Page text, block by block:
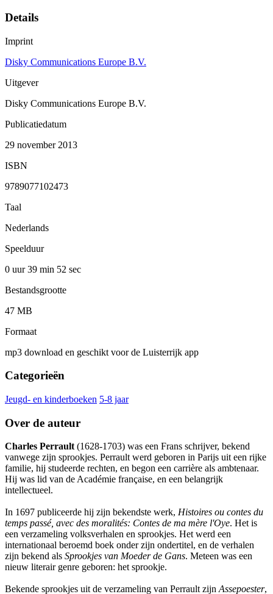
Details
Imprint
Disky Communications Europe B.V.
Uitgever
Disky Communications Europe B.V.
Publicatiedatum
29 november 2013
ISBN
9789077102473
Taal
Nederlands
Speelduur
0 uur 39 min 52 sec
Bestandsgrootte
47 MB
Formaat
mp3 download en geschikt voor de Luisterrijk app
Categorieën
Jeugd- en kinderboeken 5-8 jaar
Over de auteur
Charles Perrault(1628-1703) was een Frans schrijver, bekend
vanwege zijn sprookjes. Perrault werd geboren in Parijs uit een rijke
familie, hij studeerde rechten, en begon een carrière als ambtenaar.
Hij was lid van de Académie française, en een belangrijk
intellectueel.
In 1697 publiceerde hij zijn bekendste werk, Histoires ou contes du
temps passé, avec des moralités: Contes de ma mère l'Oye. Het is
een verzameling volksverhalen en sprookjes. Het werd een
internationaal beroemd boek onder zijn ondertitel, en de verhalen
zijn bekend als Sprookjes van Moeder de Gans. Meteen was een
nieuw literair genre geboren: het sprookje.
Bekende sprookjes uit de verzameling van Perrault zijnAssepoester,